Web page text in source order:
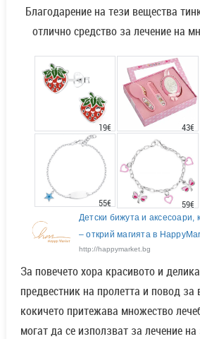
Благодарение на тези вещества
отлично средство за лечение на
19€ 43€
55€ 59€
Детски бижута и аксесоари,
– открий магията в
http://happymarket.bg
За повечето хора красивото и
предвестник на пролетта и повод за
кокичето притежава множество
могат да се използват за лечение